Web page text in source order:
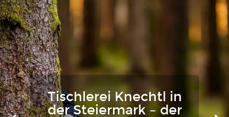
Tischlerei Knechtl in
der Steiermark – der